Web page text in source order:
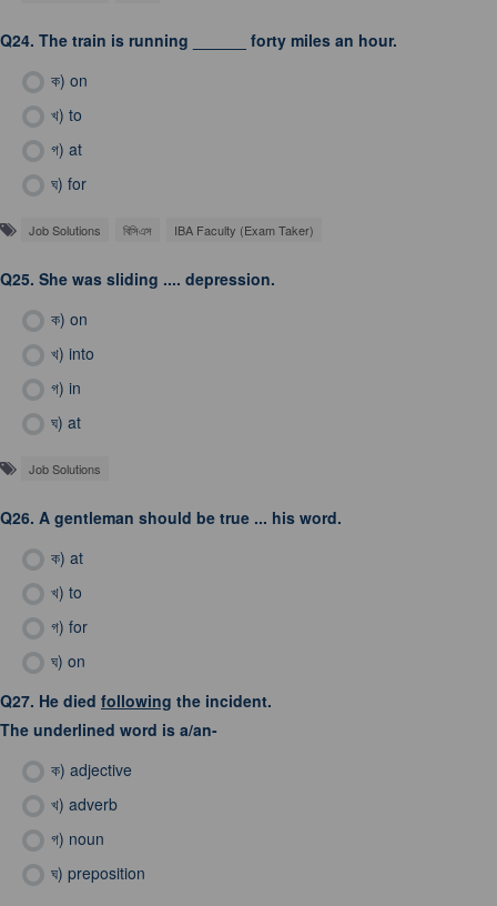
Q24. The train is running ______ forty miles an hour.
ক) on
খ) to
গ) at
ঘ) for
Job Solutions বিসিএস IBA Faculty (Exam Taker)
Q25. She was sliding .... depression.
ক) on
খ) into
গ) in
ঘ) at
Job Solutions
Q26. A gentleman should be true ... his word.
ক) at
খ) to
গ) for
ঘ) on
Q27. He died following the incident.
The underlined word is a/an-
ক) adjective
খ) adverb
গ) noun
ঘ) preposition